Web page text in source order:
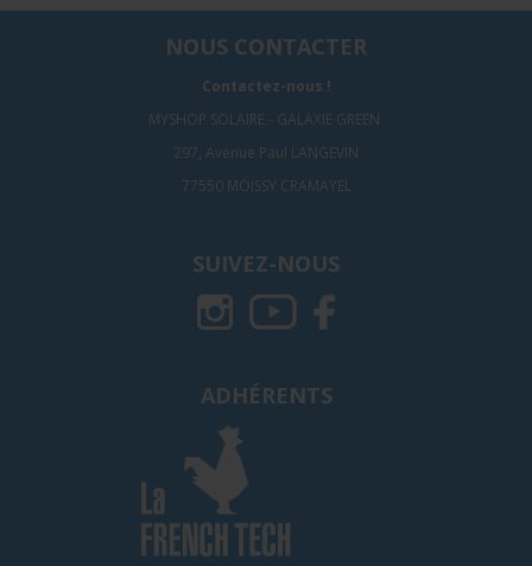
NOUS CONTACTER
Contactez-nous !
MYSHOP SOLAIRE - GALAXIE GREEN
297, Avenue Paul LANGEVIN
77550 MOISSY CRAMAYEL
SUIVEZ-NOUS
ADHÉRENTS